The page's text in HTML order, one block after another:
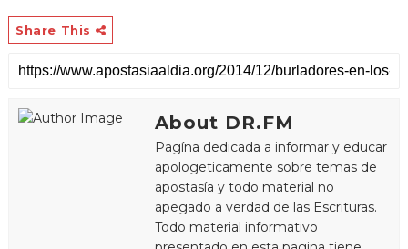
Share This
About DR.FM
Pagína dedicada a informar y educar
apologeticamente sobre temas de
apostasía y todo material no
apegado a verdad de las Escrituras.
Todo material informativo